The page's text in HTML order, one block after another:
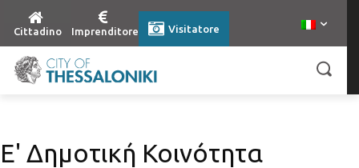
Cittadino Imprenditore Visitatore
Ε' Δημοτική Κοινότητα